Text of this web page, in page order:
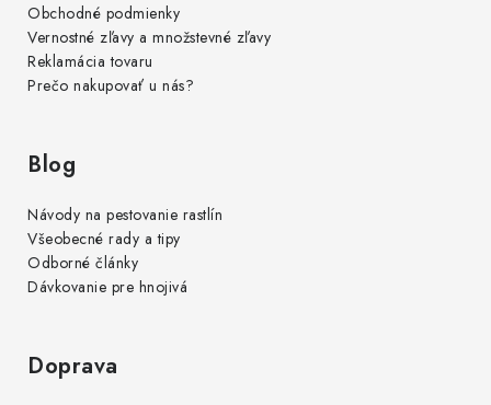
Obchodné podmienky
Vernostné zľavy a množstevné zľavy
Reklamácia tovaru
Prečo nakupovať u nás?
Blog
Návody na pestovanie rastlín
Všeobecné rady a tipy
Odborné články
Dávkovanie pre hnojivá
Doprava